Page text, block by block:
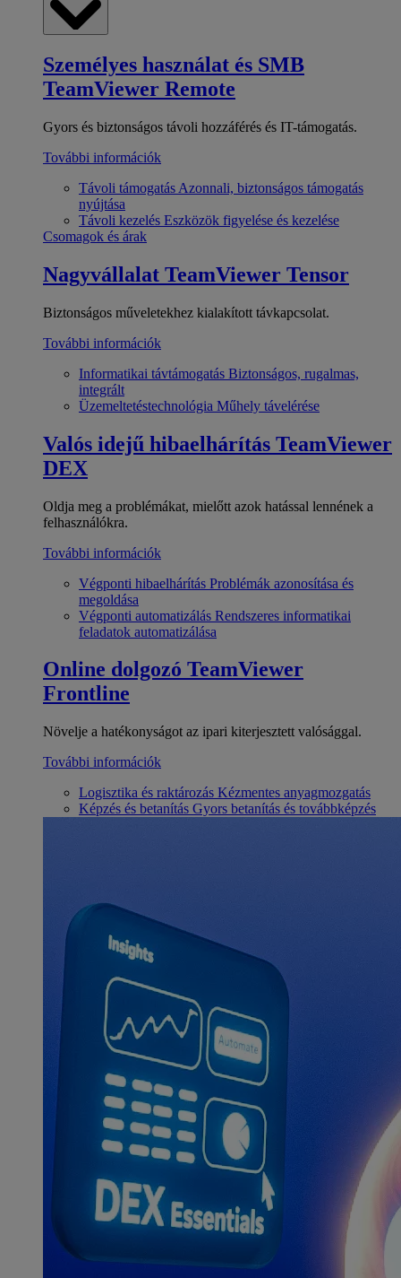
Személyes használat és SMB
TeamViewer Remote
Gyors és biztonságos távoli hozzáférés és IT-támogatás.
További információk
Távoli támogatás Azonnali, biztonságos támogatás
nyújtása
Távoli kezelés Eszközök figyelése és kezelése
Csomagok és árak
Nagyvállalat TeamViewer Tensor
Biztonságos műveletekhez kialakított távkapcsolat.
További információk
Informatikai távtámogatás Biztonságos, rugalmas,
integrált
Üzemeltetéstechnológia Műhely távelérése
Valós idejű hibaelhárítás TeamViewer
DEX
Oldja meg a problémákat, mielőtt azok hatással lennének a
felhasználókra.
További információk
Végponti hibaelhárítás Problémák azonosítása és
megoldása
Végponti automatizálás Rendszeres informatikai
feladatok automatizálása
Online dolgozó TeamViewer
Frontline
Növelje a hatékonyságot az ipari kiterjesztett valósággal.
További információk
Logisztika és raktározás Kézmentes anyagmozgatás
Képzés és betanítás Gyors betanítás és továbbképzés